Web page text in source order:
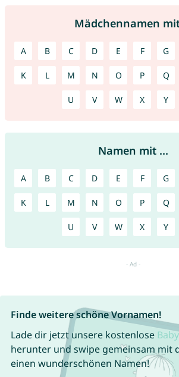
Mädchennamen
A B C D E F G
K L M N O P Q
U V W X Y
Namen mit ...
A B C D E F G
K L M N O P Q
U V W X Y
Finde weitere schöne Vornamen!
Lade dir jetzt unsere kostenlose
herunter und swipe gemeinsam mit
einen wunderschönen Namen!